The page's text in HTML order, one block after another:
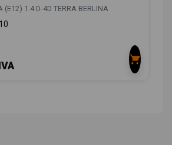
(E12) 1.4 D-4D TERRA BERLINA